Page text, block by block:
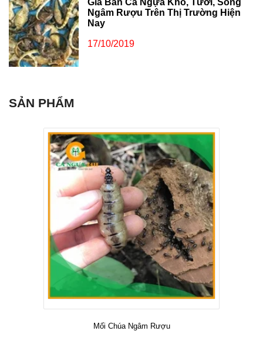
Giá Bán Cá Ngựa Khô, Tươi, Sống
Ngâm Rượu Trên Thị Trường Hiện
Nay
17/10/2019
SẢN PHẨM
Mối Chúa Ngâm Rượu